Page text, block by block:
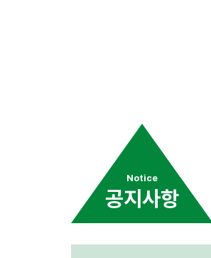
Notice
공지사항